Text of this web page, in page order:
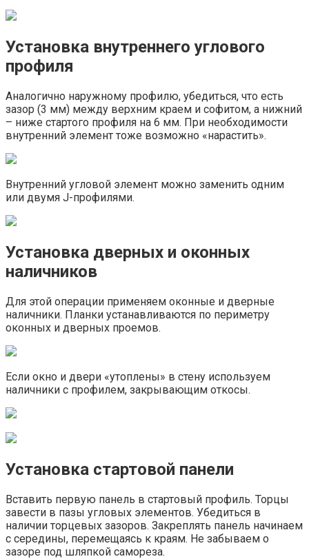
Установка внутреннего углового
профиля
Аналогично наружному профилю, убедиться, что есть
зазор (3 мм) между верхним краем и софитом, а нижний
– ниже стартого профиля на 6 мм. При необходимости
внутренний элемент тоже возможно «нарастить».
Внутренний угловой элемент можно заменить одним
или двумя J-профилями.
Установка дверных и оконных
наличников
Для этой операции применяем оконные и дверные
наличники. Планки устанавливаются по периметру
оконных и дверных проемов.
Если окно и двери «утоплены» в стену используем
наличники с профилем, закрывающим откосы.
Установка стартовой панели
Вставить первую панель в стартовый профиль. Торцы
завести в пазы угловых элементов. Убедиться в
наличии торцевых зазоров. Закреплять панель начинаем
с середины, перемещаясь к краям. Не забываем о
зазоре под шляпкой самореза.